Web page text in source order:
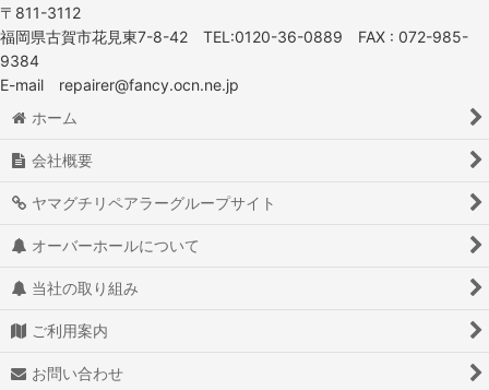
〒811-3112
福岡県古賀市花見東7-8-42 TEL:0120-36-0889 FAX : 072-985-
9384
E-mail repairer@fancy.ocn.ne.jp
ホーム
会社概要
ヤマグチリペアラーグループサイト
オーバーホールについて
当社の取り組み
ご利用案内
お問い合わせ